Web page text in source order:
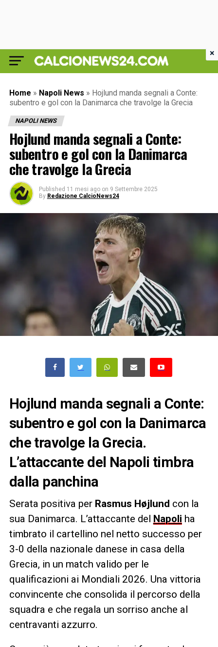
Home » Napoli News » Hojlund manda segnali a Conte:
subentro e gol con la Danimarca che travolge la Grecia
NAPOLI NEWS
Hojlund manda segnali a Conte:
subentro e gol con la Danimarca
che travolge la Grecia
Published 11 mesi ago on 9 Settembre 2025
By Redazione CalcioNews24
Hojlund manda segnali a Conte:
subentro e gol con la Danimarca
che travolge la Grecia.
L’attaccante del Napoli timbra
dalla panchina
Serata positiva per Rasmus Højlund con la
sua Danimarca. L’attaccante del Napoli ha
timbrato il cartellino nel netto successo per
3-0 della nazionale danese in casa della
Grecia, in un match valido per le
qualificazioni ai Mondiali 2026. Una vittoria
convincente che consolida il percorso della
squadra e che regala un sorriso anche al
centravanti azzurro.
×